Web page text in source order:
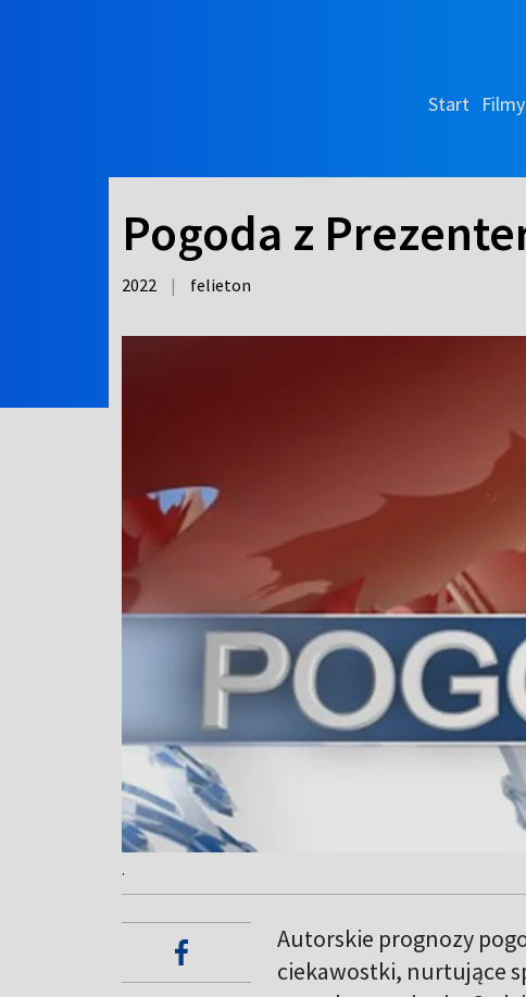
Start Filmy
Pogoda z
2022 | felieton
.
Autorskie prognozy
ciekawostki, nurtujące